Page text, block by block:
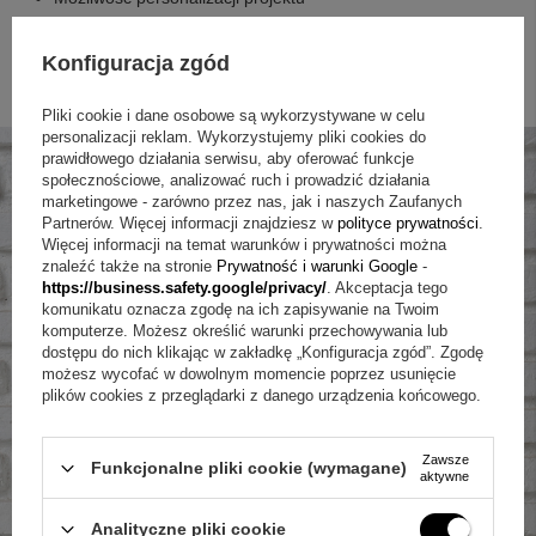
Prosimy o dokładne sprawdzanie wprowadzanych danych, aby
Konfiguracja zgód
Pliki cookie i dane osobowe są wykorzystywane w celu
personalizacji reklam. Wykorzystujemy pliki cookies do
prawidłowego działania serwisu, aby oferować funkcje
społecznościowe, analizować ruch i prowadzić działania
marketingowe - zarówno przez nas, jak i naszych Zaufanych
Partnerów. Więcej informacji znajdziesz w polityce prywatności.
Więcej informacji na temat warunków i prywatności można
znaleźć także na stronie Prywatność i warunki Google -
https://business.safety.google/privacy/. Akceptacja tego
komunikatu oznacza zgodę na ich zapisywanie na Twoim
komputerze. Możesz określić warunki przechowywania lub
dostępu do nich klikając w zakładkę „Konfiguracja zgód”. Zgodę
możesz wycofać w dowolnym momencie poprzez usunięcie
plików cookies z przeglądarki z danego urządzenia końcowego.
Funkcjonalne pliki cookie (wymagane)
Zawsze
aktywne
Analityczne pliki cookie